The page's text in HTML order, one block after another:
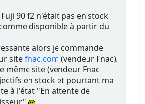
90 f2 n'était pas en stock
disponible à partir du
alors je commande
sitefnac.com (vendeur Fnac).
même site (vendeur Fnac
en stock et pourtant ma
à l'état "En attente de